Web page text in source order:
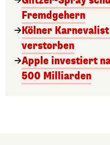
Fremdgehern
Kölner
verstorben
Apple investiert
500 Milliarden